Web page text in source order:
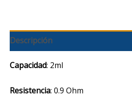
Descripción
Capacidad: 2ml
Resistencia: 0.9 Ohm